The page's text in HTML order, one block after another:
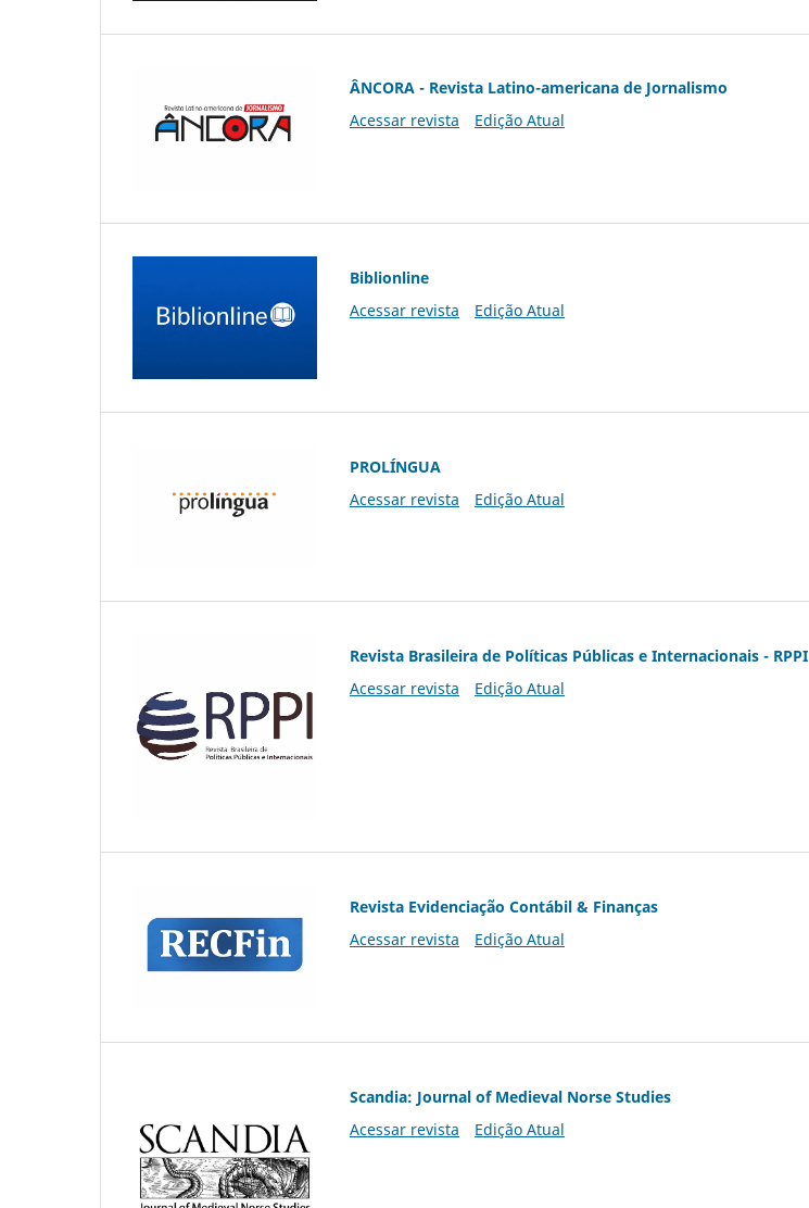
ÂNCORA - Revista Latino-americana de Jornalismo
Acessar revista
Edição Atual
Biblionline
Acessar revista
Edição Atual
PROLÍNGUA
Acessar revista
Edição Atual
Revista Brasileira de Políticas Públicas e Internacionais - RPPI
Acessar revista
Edição Atual
Revista Evidenciação Contábil & Finanças
Acessar revista
Edição Atual
Scandia: Journal of Medieval Norse Studies
Acessar revista
Edição Atual